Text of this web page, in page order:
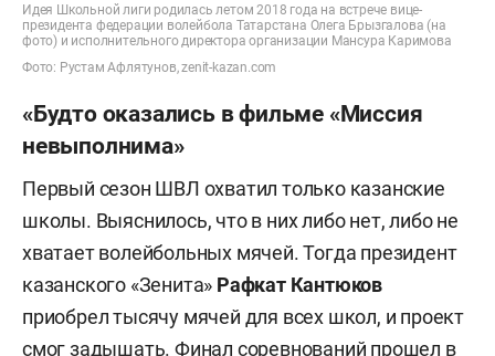
Идея Школьной лиги родилась летом 2018 года на встрече вице-
президента федерации волейбола Татарстана Олега Брызгалова (на
фото) и исполнительного директора организации Мансура Каримова
Фото: Рустам Афлятунов, zenit-kazan.com
«Будто оказались в фильме «Миссия
невыполнима»
Первый сезон ШВЛ охватил только казанские
школы. Выяснилось, что в них либо нет, либо не
хватает волейбольных мячей. Тогда президент
казанского «Зенита» Рафкат Кантюков
приобрел тысячу мячей для всех школ, и проект
смог задышать. Финал соревнований прошел в